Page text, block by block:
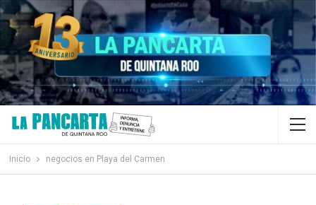
Inicio negocios en Playa del Carmen